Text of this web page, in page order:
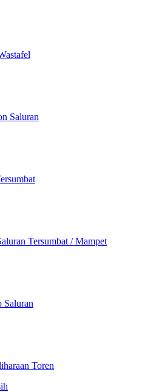
Saluran
Tersumbat / Mampet
Saluran
Toren